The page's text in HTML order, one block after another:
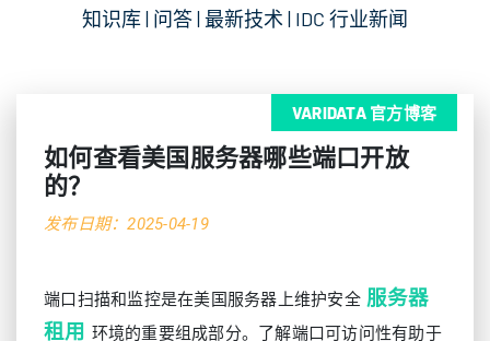
知识库 | 问答 | 最新技术 | IDC 行业新闻
VARIDATA 官方博客
如何查看美国服务器哪些端口开放
的？
发布日期：2025-04-19
端口扫描和监控是在美国服务器上维护安全 服务器
租用 环境的重要组成部分。了解端口可访问性有助于